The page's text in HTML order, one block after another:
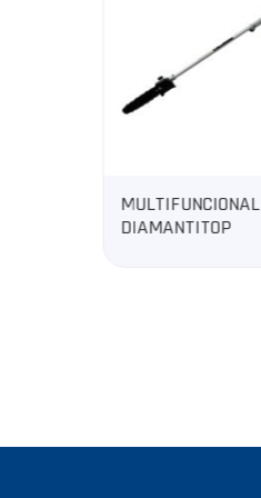
DESMALEZADORA
500